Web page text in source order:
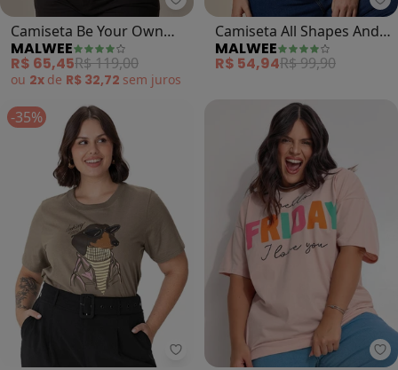
Malwee - Camiseta Be Your
Camiseta Be Your Own
Kind Of Beauty Plus
(Preto)
MALWEE
R$ 65,45R$ 119,00
ou 2x de R$ 32,72 sem juros
Camiseta All Shapes And
Sizes Plus (Marrom)
MALWEE
R$ 54,94R$ 99,90
-35%
Malwee - Camiseta Ampla